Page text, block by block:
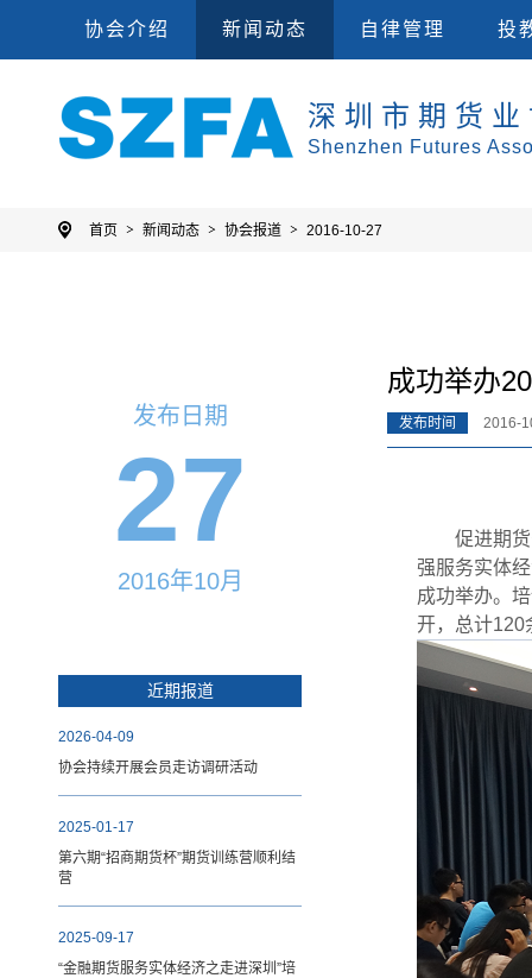
协会介绍
新闻动态
自律管理
投
深圳市期货
Shenzhen Futures
首页 新闻动态 协会报道 2016-10-27
发布日期
2016年10月
27
近期报道
2026-04-09
协会持续开展会员走访调研活动
2025-01-17
第六期“招商期货杯”期货训练营顺利结
营
2025-09-17
“金融期货服务实体经济之走进深圳”培
成功举办
发布时间 2016-
促进期
强服务实体
成功举办。
开，总计120